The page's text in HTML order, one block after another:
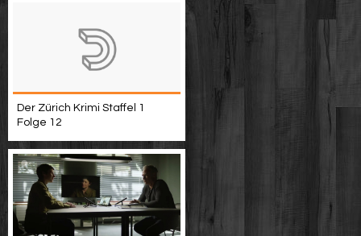
Der Zürich Krimi Staffel 1
Folge 12